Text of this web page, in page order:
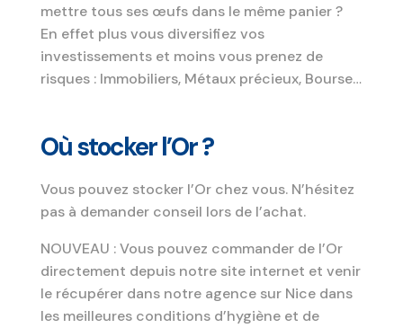
mettre tous ses œufs dans le même panier ?
En effet plus vous diversifiez vos
investissements et moins vous prenez de
risques : Immobiliers, Métaux précieux, Bourse…
Où stocker l’Or ?
Vous pouvez stocker l’Or chez vous. N’hésitez
pas à demander conseil lors de l’achat.
NOUVEAU : Vous pouvez commander de l’Or
directement depuis notre site internet et venir
le récupérer dans notre agence sur Nice dans
les meilleures conditions d’hygiène et de